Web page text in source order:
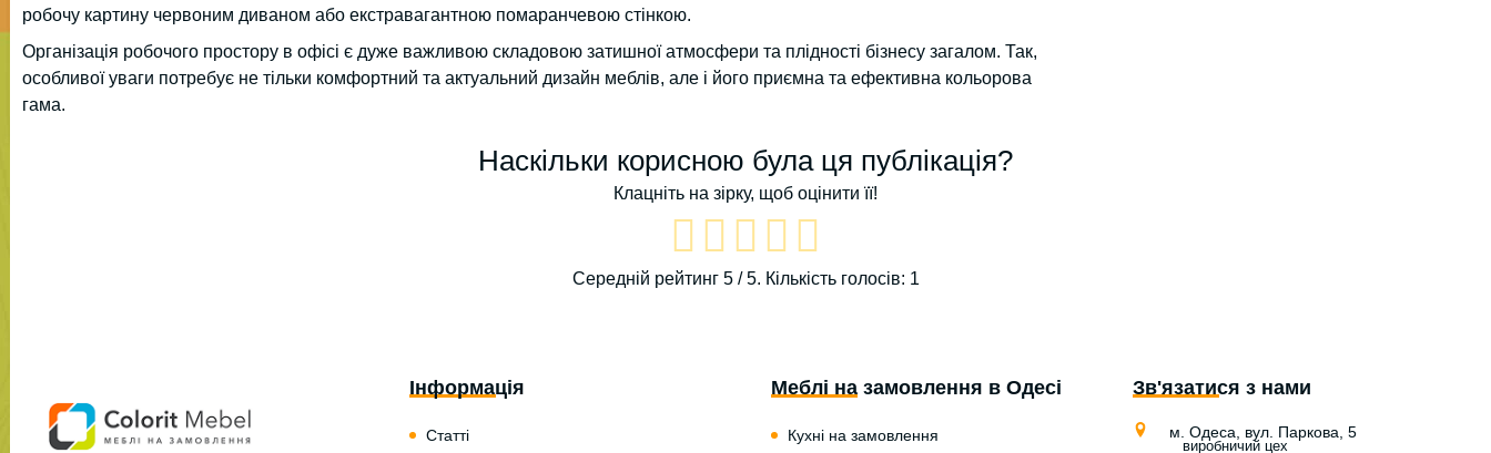
робочу картину червоним диваном або екстравагантною помаранчевою стінкою.
Організація робочого простору в офісі є дуже важливою складовою затишної атмосфери та плідності бізнесу загалом. Так,
особливої уваги потребує не тільки комфортний та актуальний дизайн меблів, але і його приємна та ефективна кольорова
гама.
Наскільки корисною була ця публікація?
Клацніть на зірку, щоб оцінити її!
Середній рейтинг 5/ 5. Кількість голосів: 1
Інформація
Статті
Меблі на замовлення в Одесі
Кухні на замовлення
Зв'язатися з нами
м. Одеса, вул. Паркова, 5
виробничий цех